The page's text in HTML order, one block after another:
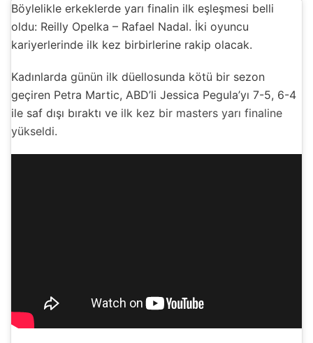
Böylelikle erkeklerde yarı finalin ilk eşleşmesi belli
oldu: Reilly Opelka – Rafael Nadal. İki oyuncu
kariyerlerinde ilk kez birbirlerine rakip olacak.
Kadınlarda günün ilk düellosunda kötü bir sezon
geçiren Petra Martic, ABD’li Jessica Pegula’yı 7-5, 6-4
ile saf dışı bıraktı ve ilk kez bir masters yarı finaline
yükseldi.